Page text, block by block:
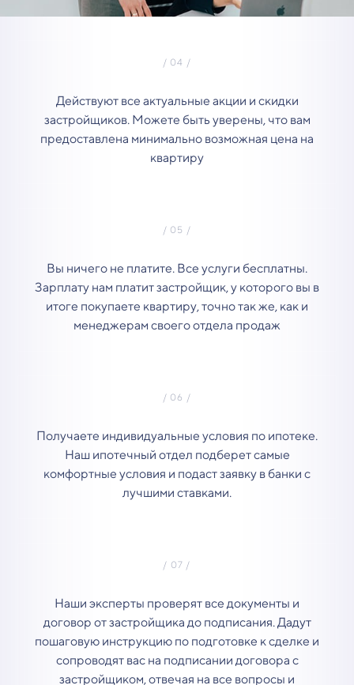
Действуют все актуальные акции и скидки
застройщиков. Можете быть уверены, что вам
предоставлена минимально возможная цена на
квартиру
Вы ничего не платите. Все услуги бесплатны.
Зарплату нам платит застройщик, у которого вы в
итоге покупаете квартиру, точно так же, как и
менеджерам своего отдела продаж
Получаете индивидуальные условия по ипотеке.
Наш ипотечный отдел подберет самые
комфортные условия и подаст заявку в банки с
лучшими ставками.
Наши эксперты проверят все документы и
договор от застройщика до подписания. Дадут
пошаговую инструкцию по подготовке к сделке и
сопроводят вас на подписании договора с
застройщиком, отвечая на все вопросы и